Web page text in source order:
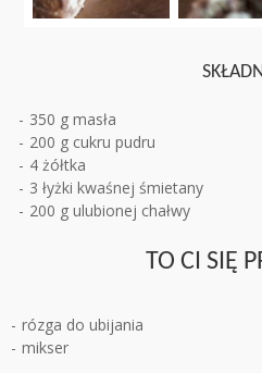
350 g masła
200 g cukru pudru
4 żółtka
3 łyżki kwaśnej śmietany
200 g ulubionej chałwy
TO CI SIĘ
rózga do ubijania
mikser